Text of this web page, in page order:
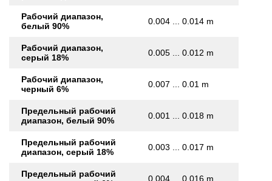
Рабочий диапазон,
белый 90%
0.004 ... 0.014 m
Рабочий диапазон,
серый 18%
0.005 ... 0.012 m
Рабочий диапазон,
черный 6%
0.007 ... 0.01 m
Предельный рабочий
диапазон, белый 90%
0.001 ... 0.018 m
Предельный рабочий
диапазон, серый 18%
0.003 ... 0.017 m
Предельный рабочий
0.004 ... 0.016 m